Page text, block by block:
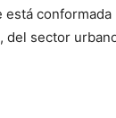
sector